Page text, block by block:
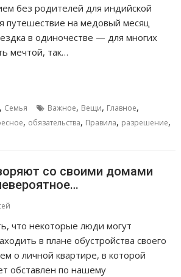
без родителей для индийской
путешествие на медовый месяц
в одиночестве — для многих
мечтой, так…
, Семья Важное, Вещи, Главное,
, обязательства, Правила, разрешение,
со своими домами
что некоторые люди могут
в плане обустройства своего
о личной квартире, в которой
обставлен по нашему